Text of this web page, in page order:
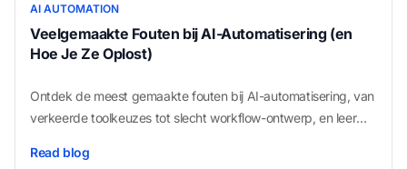
AI AUTOMATION
Veelgemaakte Fouten bij AI-Automatisering (en
Hoe Je Ze Oplost)
Ontdek de meest gemaakte fouten bij AI-automatisering, van
verkeerde toolkeuzes tot slecht workflow-ontwerp, en leer
Read blog